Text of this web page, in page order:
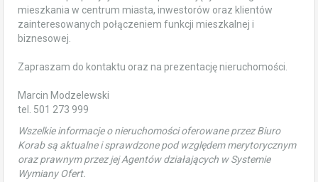
mieszkania w centrum miasta, inwestorów oraz klientów
zainteresowanych połączeniem funkcji mieszkalnej i
biznesowej.
Zapraszam do kontaktu oraz na prezentację nieruchomości.
Marcin Modzelewski
tel. 501 273 999
Wszelkie informacje o nieruchomości oferowane przez Biuro
Korab są aktualne i sprawdzone pod względem merytorycznym
oraz prawnym przez jej Agentów działających w Systemie
Wymiany Ofert.